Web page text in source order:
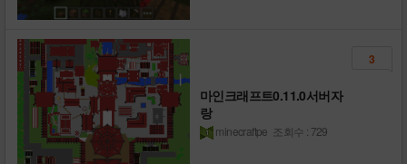
마인크래프트0.11.0서버자
랑
minecraftpe 조회수 : 729
3